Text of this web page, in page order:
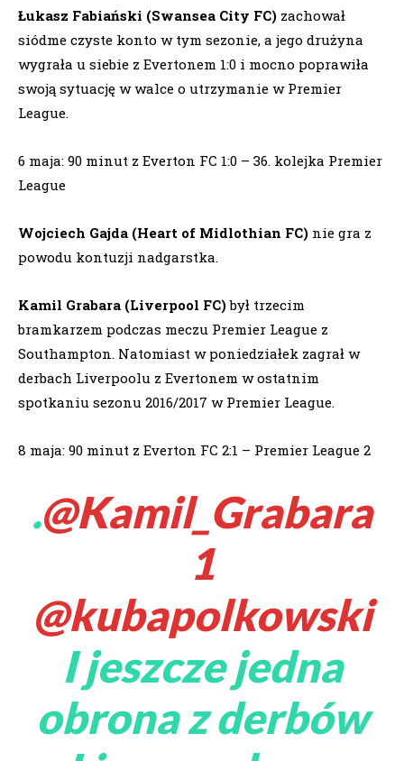
Łukasz Fabiański (Swansea City FC) zachował
siódme czyste konto w tym sezonie, a jego drużyna
wygrała u siebie z Evertonem 1:0 i mocno poprawiła
swoją sytuację w walce o utrzymanie w Premier
League.
6 maja: 90 minut z Everton FC 1:0 – 36. kolejka Premier
League
Wojciech Gajda (Heart of Midlothian FC) nie gra z
powodu kontuzji nadgarstka.
Kamil Grabara (Liverpool FC)był trzecim
bramkarzem podczas meczu Premier League z
Southampton. Natomiast w poniedziałek zagrał w
derbach Liverpoolu z Evertonem w ostatnim
spotkaniu sezonu 2016/2017 w Premier League.
8 maja: 90 minut z Everton FC 2:1 – Premier League 2
.@Kamil_Grabara
1
@kubapolkowski
I jeszcze jedna
obrona z derbów